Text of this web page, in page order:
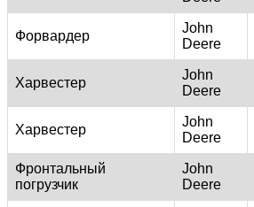
Форвардер
John
Deere
Харвестер
John
Deere
Харвестер
John
Deere
Фронтальный
погрузчик
John
Deere